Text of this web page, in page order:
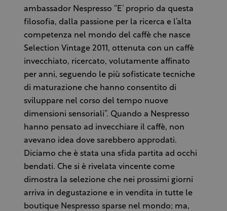
ambassador Nespresso “E’ proprio da questa
filosofia, dalla passione per la ricerca e l’alta
competenza nel mondo del caffè che nasce
Selection Vintage 2011, ottenuta con un caffè
invecchiato, ricercato, volutamente affinato
per anni, seguendo le più sofisticate tecniche
di maturazione che hanno consentito di
sviluppare nel corso del tempo nuove
dimensioni sensoriali”. Quando a Nespresso
hanno pensato ad invecchiare il caffè, non
avevano idea dove sarebbero approdati.
Diciamo che è stata una sfida partita ad occhi
bendati. Che si è rivelata vincente come
dimostra la selezione che nei prossimi giorni
arriva in degustazione e in vendita in tutte le
boutique Nespresso sparse nel mondo; ma,